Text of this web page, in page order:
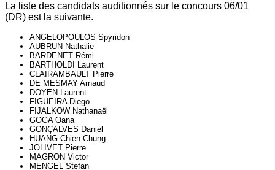
La liste des candidats auditionnés sur le concours 06/01
(DR) est la suivante.
ANGELOPOULOS Spyridon
AUBRUN Nathalie
BARDENET Rémi
BARTHOLDI Laurent
CLAIRAMBAULT Pierre
DE MESMAY Arnaud
DOYEN Laurent
FIGUEIRA Diego
FIJALKOW Nathanaël
GOGA Oana
GONÇALVES Daniel
HUANG Chien-Chung
JOLIVET Pierre
MAGRON Victor
MENGEL Stefan